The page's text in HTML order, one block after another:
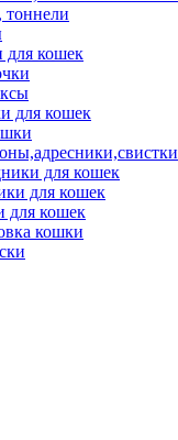
тоннели
для кошек
для кошек
для кошек
для кошек
для кошек
кошки